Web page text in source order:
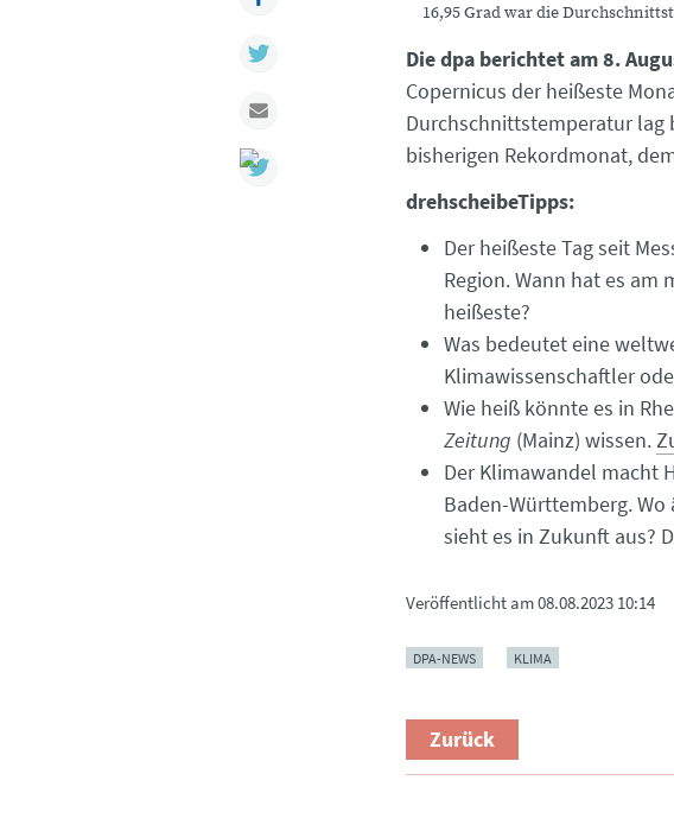
16,95 Grad war die
Die dpa berichtet am 8.
Copernicus der heißeste
Durchschnittstemperatur lag
bisherigen Rekordmonat,
drehscheibeTipps:
Der heißeste Tag seit
Region. Wann hat es am
heißeste?
Was bedeutet eine
Klimawissenschaftler
Wie heiß könnte es in
Zeitung (Mainz) wissen.
Der Klimawandel macht
Baden-Württemberg.
sieht es in Zukunft aus?
Veröffentlicht am08.08.2023 10:14
DPA-NEWS KLIMA
Zurück